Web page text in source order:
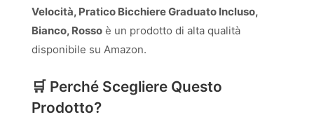
Velocità, Pratico Bicchiere Graduato Incluso,
Bianco, Rosso è un prodotto di alta qualità
disponibile su Amazon.
🛒 Perché Scegliere Questo
Prodotto?